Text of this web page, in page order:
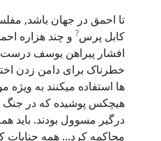
تا احمق در جهان باشد,
کابل پرس? و چند هزاره
افشار پیراهن یوسف
خطرناک برای دامن زدن
ها استفاده میکنند به ویژه
هیچکس پوشیده که در
درگیر مسوول بودند. باید
محاکمه کرد... همه